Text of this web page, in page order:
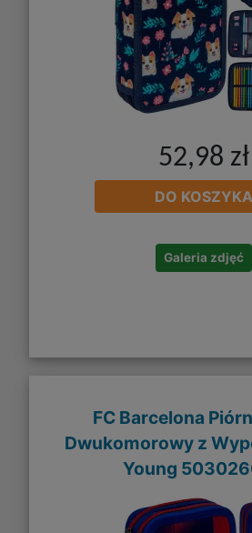
52,98 zł
DO KOSZYKA
Galeria zdjęć
FC Barcelona
Dwukomorowy z
Young